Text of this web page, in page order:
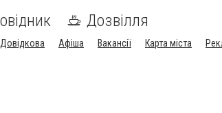
Дозвілля
Довідкова Афіша Вакансії Карта міста